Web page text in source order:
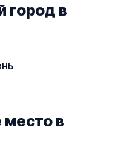
город в
место в